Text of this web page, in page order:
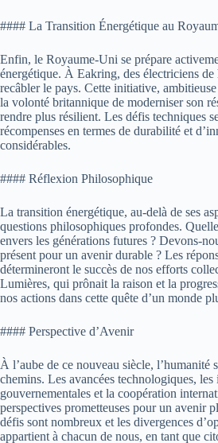
#### La Transition Énergétique au
Enfin, le Royaume-Uni se prépare
énergétique. À Eakring, des électriciens
recâbler le pays. Cette initiative,
la volonté britannique de moderniser son
rendre plus résilient. Les défis techniques
récompenses en termes de durabilité et
considérables.
#### Réflexion Philosophique
La transition énergétique, au-delà de ses
questions philosophiques profondes.
envers les générations futures ? Devons-
présent pour un avenir durable ? Les
détermineront le succès de nos efforts
Lumières, qui prônait la raison et la
nos actions dans cette quête d’un monde
#### Perspective d’Avenir
À l’aube de ce nouveau siècle, l’humanité
chemins. Les avancées technologiques,
gouvernementales et la coopération
perspectives prometteuses pour un avenir
défis sont nombreux et les divergences
appartient à chacun de nous, en tant que